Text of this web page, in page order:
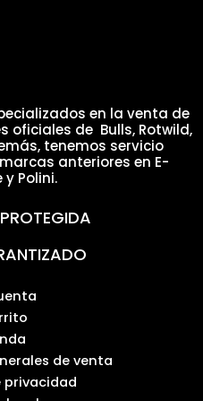
en la venta de
oficiales de Bulls, Rotwild,
tenemos servicio
anteriores en E-
y Polini.
de venta
privacidad